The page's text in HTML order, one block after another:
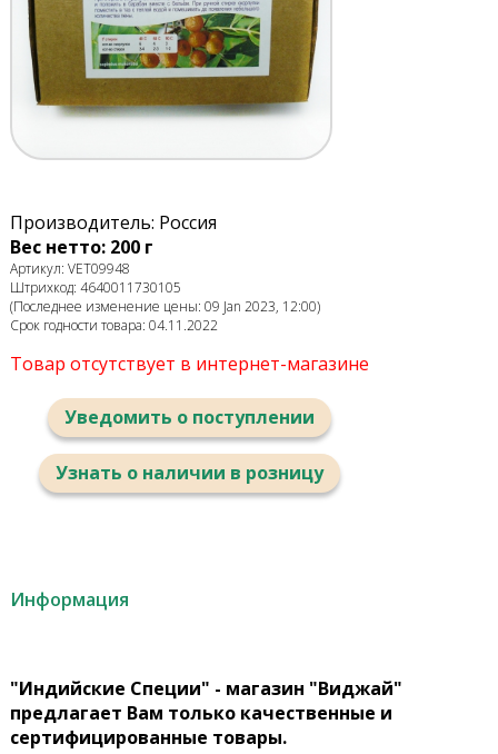
Производитель: Россия
Вес нетто: 200 г
Артикул: VET09948
Штрихкод: 4640011730105
(Последнее изменение цены: 09 Jan 2023, 12:00)
Срок годности товара: 04.11.2022
Товар отсутствует в интернет-магазине
Уведомить о поступлении
Узнать о наличии в розницу
Информация
"Индийские Специи" - магазин "Виджай"
предлагает Вам только качественные и
сертифицированные товары.